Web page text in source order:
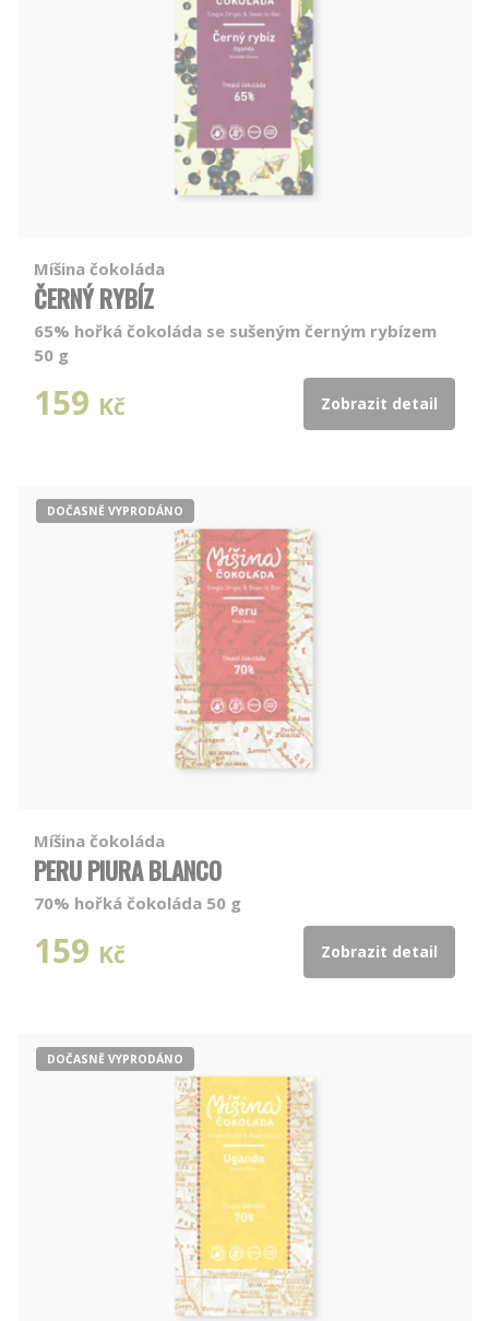
Míšina čokoláda
ČERNÝ RYBÍZ
65% hořká čokoláda se sušeným černým rybízem
50 g
159 Kč Zobrazit detail
DOČASNĚ VYPRODÁNO
Míšina čokoláda
PERU PIURA BLANCO
70% hořká čokoláda 50 g
159 Kč Zobrazit detail
DOČASNĚ VYPRODÁNO